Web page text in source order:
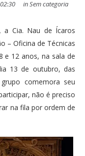
02:30 inSem categoria
a Cia. Nau de Ícaros
– Oficina de Técnicas
e 12 anos, na sala de
13 de outubro, das
comemora seu
não é preciso
na fila por ordem de